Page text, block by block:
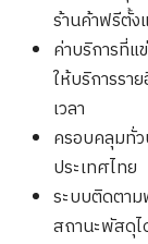
ร้านค้าฟรีตั้ง
ค่าบริการที่แ
ให้บริการรา
เวลา
ครอบคลุมทั่
ประเทศไทย
ระบบติดตา
สถานะพัสดุ